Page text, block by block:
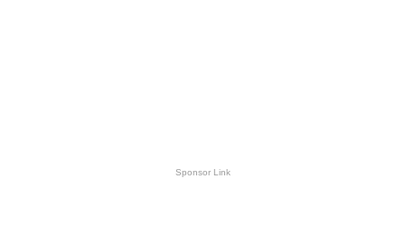
Sponsor Link